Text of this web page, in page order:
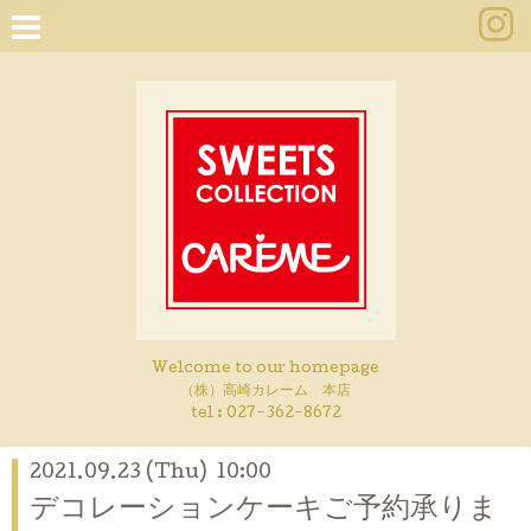
Welcome to our homepage
（株）高崎カレーム 本店
tel : 027-362-8672
2021.09.23 (Thu) 10:00
デコレーションケーキご予約承りま